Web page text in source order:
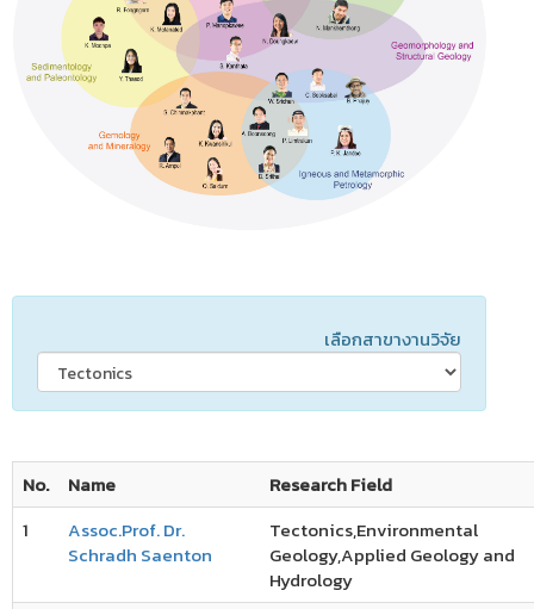
เลือกสาขางานวิจัย
No. Name
Research Field
1
Assoc.Prof. Dr.
Schradh Saenton
Tectonics,Environmental
Geology,Applied Geology and
Hydrology